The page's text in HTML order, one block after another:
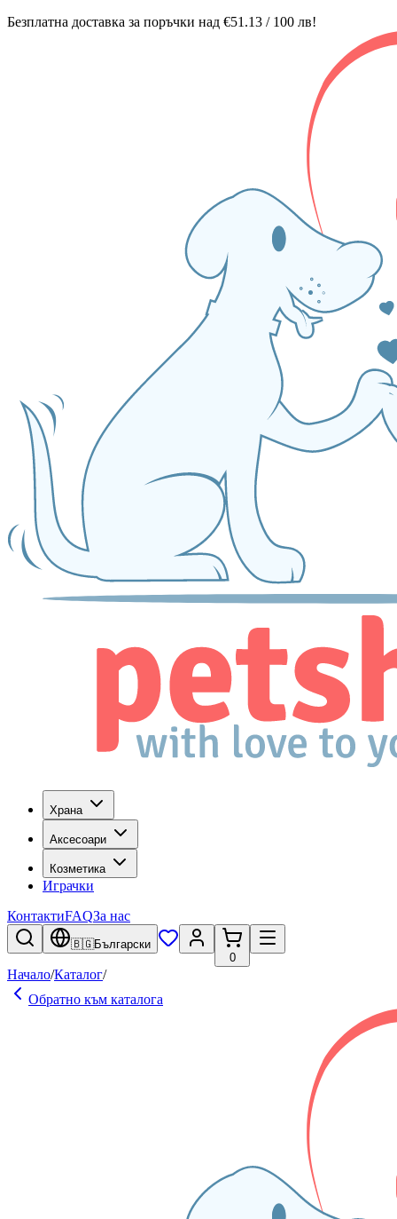
Безплатна доставка за поръчки над €51.13 / 100 лв!
Храна
Аксесоари
Козметика
Играчки
КонтактиFAQЗа нас
🇧🇬Български
0
Начало/Каталог/
Обратно към каталога